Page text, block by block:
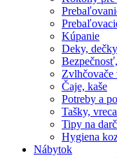
Kúpanie
Deky, dečky
Zvlhčovače
Čaje, kaše
Potreby a
Tašky, vreca
Tipy na
Hygiena
Nábytok